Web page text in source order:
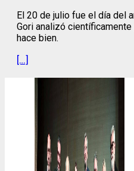
El 20 de julio fue el día del
Gori analizó
hace bien.
[…]